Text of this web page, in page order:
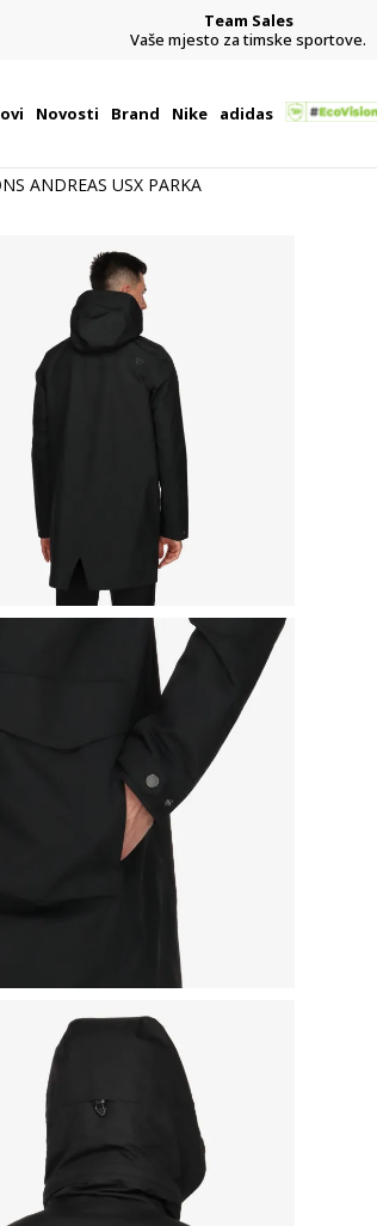
Team Sales
Vaše mjesto za timske sportove.
Novosti Brand Nike adidas
ANDREAS USX PARKA